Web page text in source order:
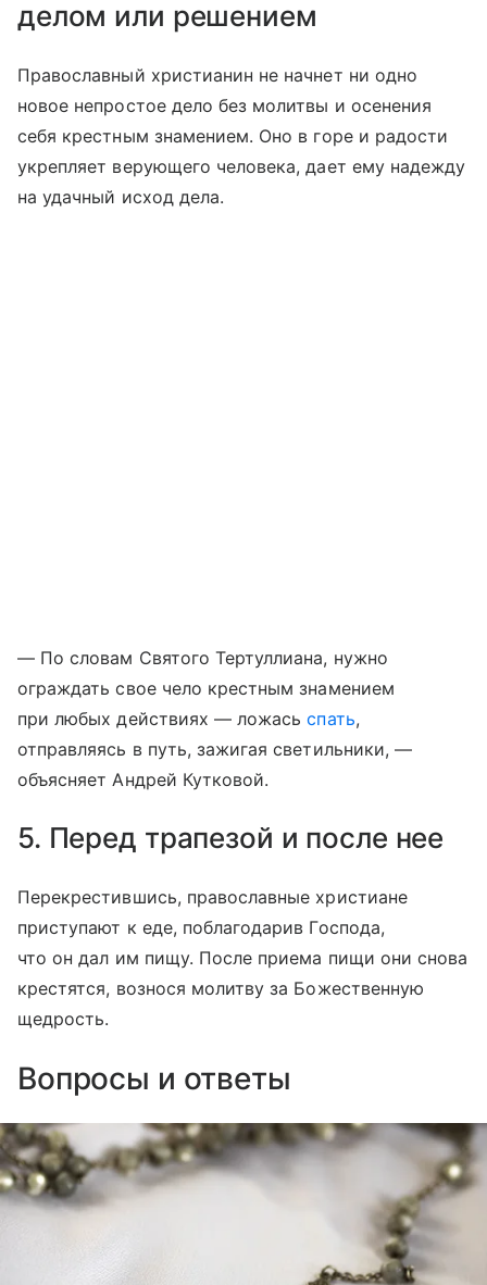
делом или решением
Православный христианин не начнет ни одно
новое непростое дело без молитвы и осенения
себя крестным знамением. Оно в горе и радости
укрепляет верующего человека, дает ему надежду
на удачный исход дела.
— По словам Святого Тертуллиана, нужно
ограждать свое чело крестным знамением
при любых действиях — ложасьспать,
отправляясь в путь, зажигая светильники, —
объясняет Андрей Кутковой.
5. Перед трапезой и после нее
Перекрестившись, православные христиане
приступают к еде, поблагодарив Господа,
что он дал им пищу. После приема пищи они снова
крестятся, вознося молитву за Божественную
щедрость.
Вопросы и ответы